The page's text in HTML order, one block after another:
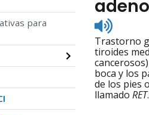
para
Listen
to
Trastorno
tiroides
boca y los
de los pies
llamado RET